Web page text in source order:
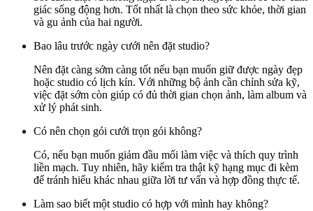
giác sống động hơn. Tốt nhất là chọn theo sức khỏe, thời gian
và gu ảnh của hai người.
Bao lâu trước ngày cưới nên đặt studio?
Nên đặt càng sớm càng tốt nếu bạn muốn giữ được ngày đẹp
hoặc studio có lịch kín. Với những bộ ảnh cần chỉnh sửa kỹ,
việc đặt sớm còn giúp có đủ thời gian chọn ảnh, làm album và
xử lý phát sinh.
Có nên chọn gói cưới trọn gói không?
Có, nếu bạn muốn giảm đầu mối làm việc và thích quy trình
liền mạch. Tuy nhiên, hãy kiểm tra thật kỹ hạng mục đi kèm
để tránh hiểu khác nhau giữa lời tư vấn và hợp đồng thực tế.
Làm sao biết một studio có hợp với mình hay không?